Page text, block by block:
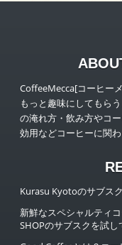
CoffeeMecca[コーヒー
もっと趣味にしてもら
の淹れ方・飲み方やコ
効用などコーヒーに関
Kurasu Kyotoのサブス
新鮮なスペシャルティ
SHOPのサブスクを試し